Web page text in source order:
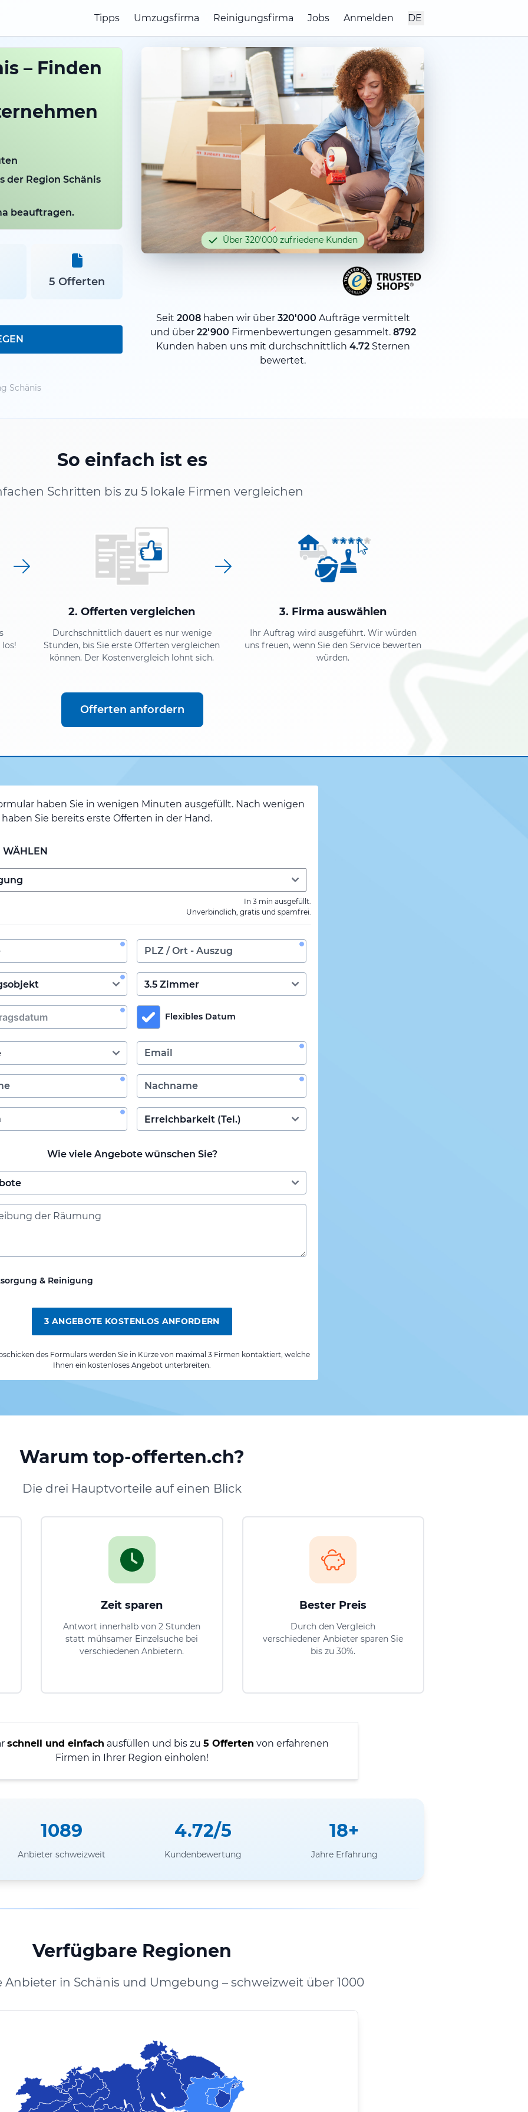
Tipps Umzugsfirma Reinigungsfirma Jobs Anmelden DE
– Finden
der Region Schänis
beauftragen.
5 Offerten
Über 320'000 zufriedene Kunden
Seit 2008haben wir über 320'000 Aufträge vermittelt
und über 22'900 Firmenbewertungen gesammelt. 8792
Kunden haben uns mit durchschnittlich 4.72Sternen
bewertet.
Schänis
So einfach ist es
Schritten bis zu 5 lokale Firmen vergleichen
2. Offerten vergleichen
Durchschnittlich dauert es nur wenige
Stunden, bis Sie erste Offerten vergleichen
können. Der Kostenvergleich lohnt sich.
3. Firma auswählen
Ihr Auftrag wird ausgeführt. Wir würden
uns freuen, wenn Sie den Service bewerten
würden.
Offerten anfordern
haben Sie in wenigen Minuten ausgefüllt. Nach wenigen
Sie bereits erste Offerten in der Hand.
WÄHLEN
In 3 min ausgefüllt.
Unverbindlich, gratis und spamfrei.
Flexibles Datum
Wie viele Angebote wünschen Sie?
& Reinigung
3 ANGEBOTE KOSTENLOS ANFORDERN
des Formulars werden Sie in Kürze von maximal 3 Firmen kontaktiert, welche
Ihnen ein kostenloses Angebot unterbreiten.
Warum top-offerten.ch?
Die drei Hauptvorteile auf einen Blick
Zeit sparen
Antwort innerhalb von 2 Stunden
statt mühsamer Einzelsuche bei
verschiedenen Anbietern.
Bester Preis
Durch den Vergleich
verschiedener Anbieter sparen Sie
bis zu 30%.
schnell und einfach ausfüllen und bis zu 5 Offerten von erfahrenen
Firmen in Ihrer Region einholen!
1089
Anbieter schweizweit
4.72/5
Kundenbewertung
18+
Jahre Erfahrung
Verfügbare Regionen
in Schänis und Umgebung – schweizweit über 1000